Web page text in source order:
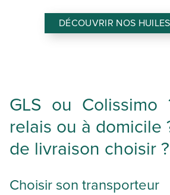
DÉCOUVRIR NOS
GLS ou
relais ou à domicile
de livraison choisir ?
Choisir son transporteur